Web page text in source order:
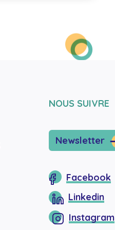
NOUS SUIVRE
Newsletter
Facebook
Linkedin
Instagram